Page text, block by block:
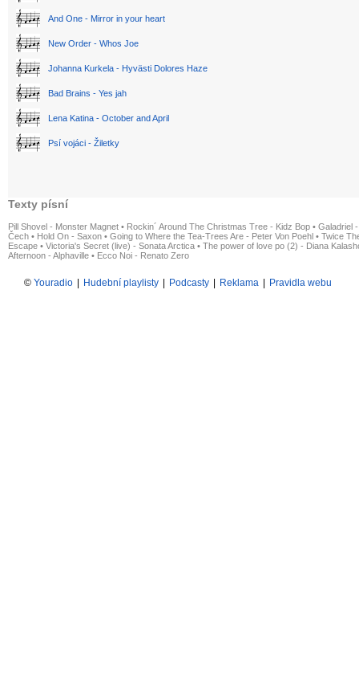
And One - Mirror in your heart
New Order - Whos Joe
Johanna Kurkela - Hyvästi Dolores Haze
Bad Brains - Yes jah
Lena Katina - October and April
Psí vojáci - Žiletky
Texty písní
Pill Shovel - Monster Magnet • Rockin´ Around The Christmas Tree - Kidz Bop • Galadriel
Čech • Hold On - Saxon • Going to Where the Tea-Trees Are - Peter Von Poehl • Twice
Escape • Victoria's Secret (live) - Sonata Arctica • The power of love po (2) - Diana
Afternoon - Alphaville • Ecco Noi - Renato Zero
© Youradio Hudební playlisty Podcasty Reklama Pravidla webu